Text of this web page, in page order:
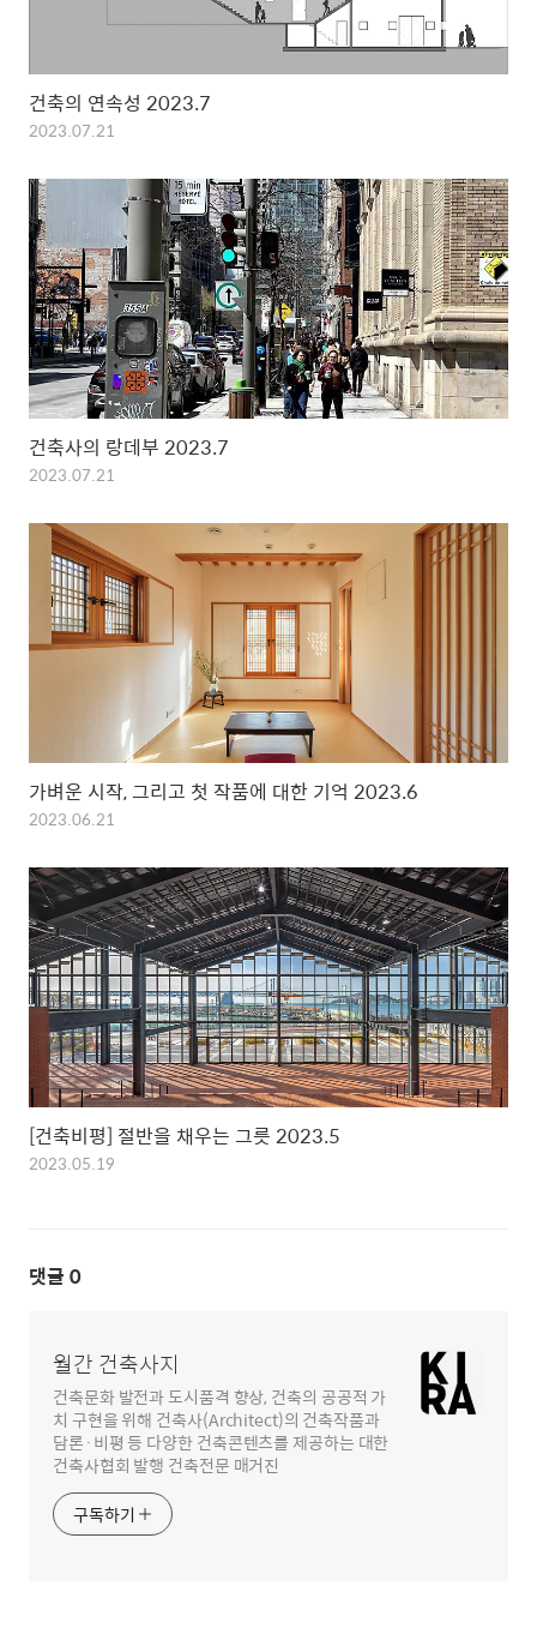
건축의 연속성 2023.7
2023.07.21
건축사의 랑데부 2023.7
2023.07.21
가벼운 시작, 그리고 첫 작품에 대한 기억 2023.6
2023.06.21
[건축비평] 절반을 채우는 그릇 2023.5
2023.05.19
댓글 0
월간 건축사지
건축문화 발전과 도시품격 향상, 건축의 공공적 가
치 구현을 위해 건축사(Architect)의 건축작품과
담론·비평 등 다양한 건축콘텐츠를 제공하는 대한
건축사협회 발행 건축전문 매거진
구독하기